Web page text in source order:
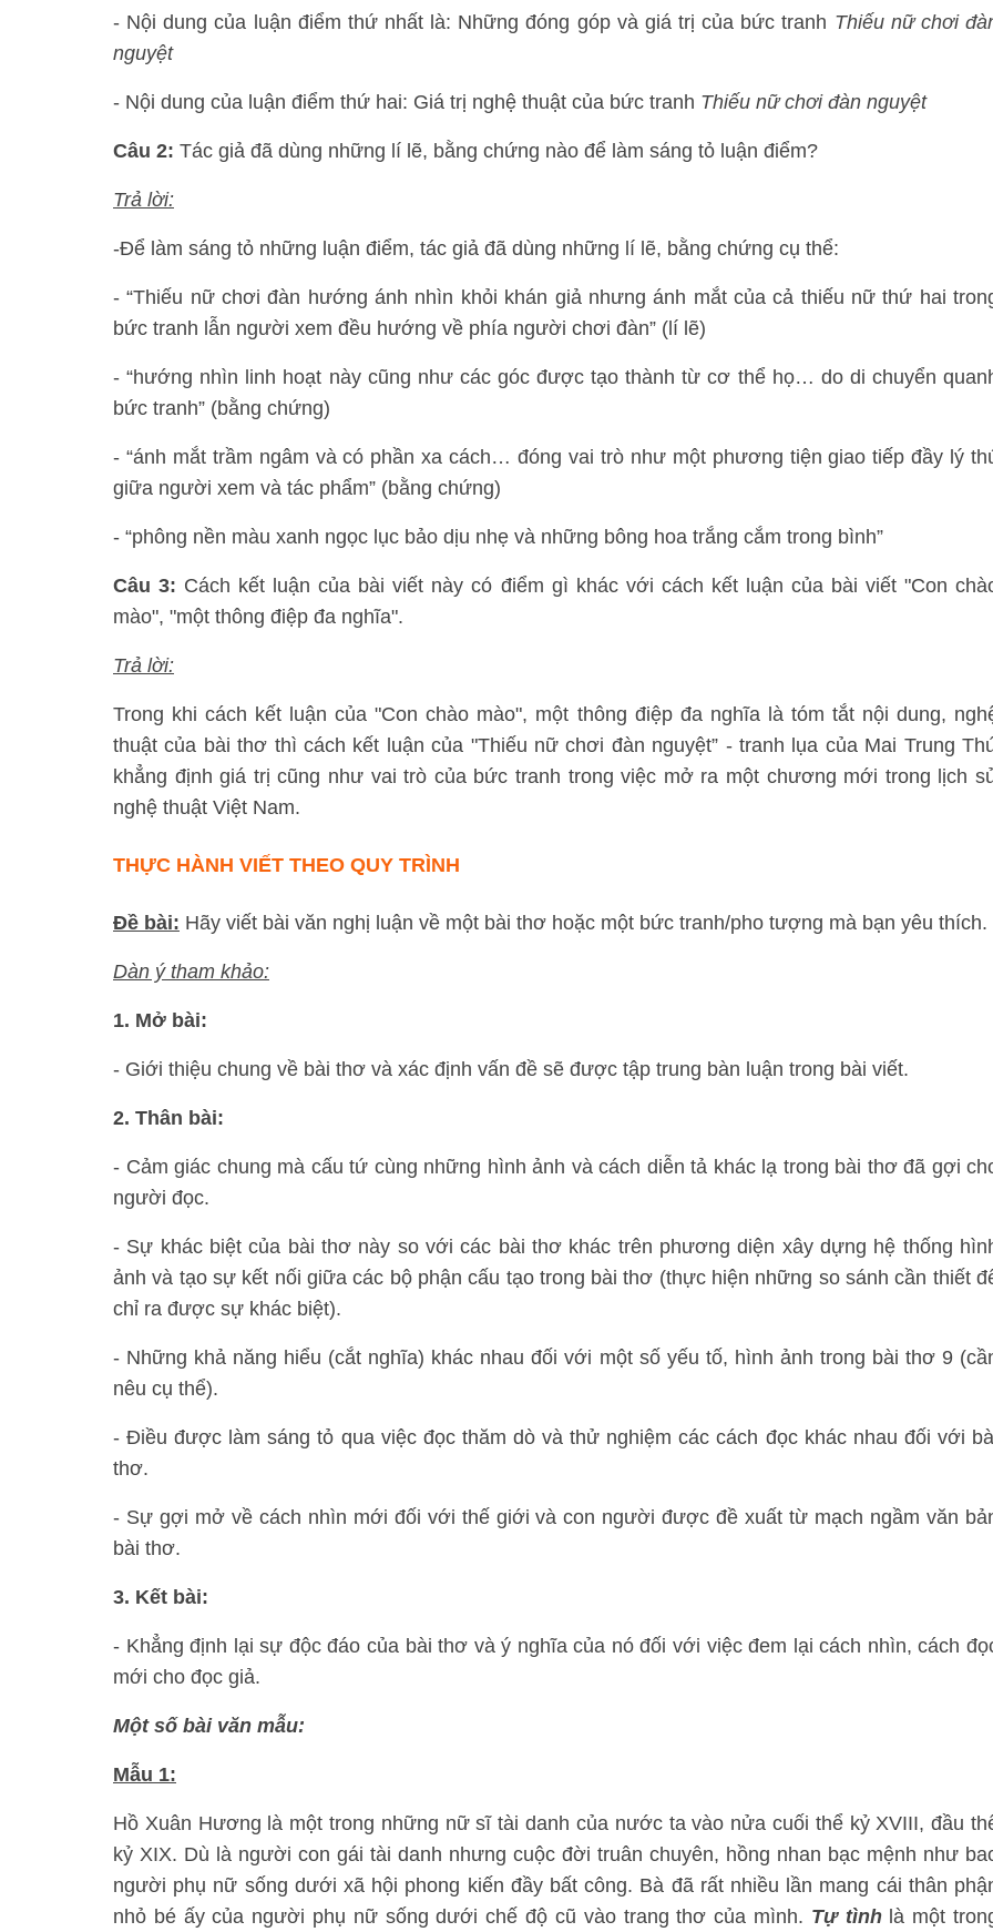
- Nội dung của luận điểm thứ nhất là: Những đóng góp và giá trị của bức tranh Thiếu nữ chơi
nguyệt
- Nội dung của luận điểm thứ hai: Giá trị nghệ thuật của bức tranh Thiếu nữ chơi đàn nguyệt
Câu 2: Tác giả đã dùng những lí lẽ, bằng chứng nào để làm sáng tỏ luận điểm?
Trả lời:
-Để làm sáng tỏ những luận điểm, tác giả đã dùng những lí lẽ, bằng chứng cụ thể:
- “Thiếu nữ chơi đàn hướng ánh nhìn khỏi khán giả nhưng ánh mắt của cả thiếu nữ thứ hai
bức tranh lẫn người xem đều hướng về phía người chơi đàn” (lí lẽ)
- “hướng nhìn linh hoạt này cũng như các góc được tạo thành từ cơ thể họ… do di chuyển
bức tranh” (bằng chứng)
- “ánh mắt trầm ngâm và có phần xa cách… đóng vai trò như một phương tiện giao tiếp đầy lý
giữa người xem và tác phẩm” (bằng chứng)
- “phông nền màu xanh ngọc lục bảo dịu nhẹ và những bông hoa trắng cắm trong bình”
Câu 3: Cách kết luận của bài viết này có điểm gì khác với cách kết luận của bài viết "Con
mào", "một thông điệp đa nghĩa".
Trả lời:
Trong khi cách kết luận của "Con chào mào", một thông điệp đa nghĩa là tóm tắt nội dung,
thuật của bài thơ thì cách kết luận của "Thiếu nữ chơi đàn nguyệt” - tranh lụa của Mai Trung
khẳng định giá trị cũng như vai trò của bức tranh trong việc mở ra một chương mới trong lịch
nghệ thuật Việt Nam.
THỰC HÀNH VIẾT THEO QUY TRÌNH
Đề bài: Hãy viết bài văn nghị luận về một bài thơ hoặc một bức tranh/pho tượng mà bạn yêu thích.
Dàn ý tham khảo:
1. Mở bài:
- Giới thiệu chung về bài thơ và xác định vấn đề sẽ được tập trung bàn luận trong bài viết.
2. Thân bài:
- Cảm giác chung mà cấu tứ cùng những hình ảnh và cách diễn tả khác lạ trong bài thơ đã gợi
người đọc.
- Sự khác biệt của bài thơ này so với các bài thơ khác trên phương diện xây dựng hệ thống
ảnh và tạo sự kết nối giữa các bộ phận cấu tạo trong bài thơ (thực hiện những so sánh cần thiết
chỉ ra được sự khác biệt).
- Những khả năng hiểu (cắt nghĩa) khác nhau đối với một số yếu tố, hình ảnh trong bài thơ 9
nêu cụ thể).
- Điều được làm sáng tỏ qua việc đọc thăm dò và thử nghiệm các cách đọc khác nhau đối với
thơ.
- Sự gợi mở về cách nhìn mới đối với thế giới và con người được đề xuất từ mạch ngầm văn
bài thơ.
3. Kết bài:
- Khẳng định lại sự độc đáo của bài thơ và ý nghĩa của nó đối với việc đem lại cách nhìn, cách
mới cho đọc giả.
Một số bài văn mẫu:
Mẫu 1:
Hồ Xuân Hương là một trong những nữ sĩ tài danh của nước ta vào nửa cuối thể kỷ XVIII, đầu
kỷ XIX. Dù là người con gái tài danh nhưng cuộc đời truân chuyên, hồng nhan bạc mệnh như
người phụ nữ sống dưới xã hội phong kiến đầy bất công. Bà đã rất nhiều lần mang cái thân
nhỏ bé ấy của người phụ nữ sống dưới chế độ cũ vào trang thơ của mình. Tự tìnhlà một